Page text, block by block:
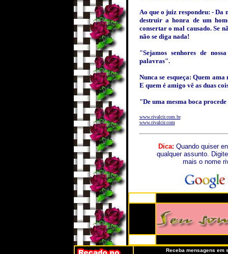
Ao que o juiz respondeu: - Da
destruir a honra de um
consertar o mal causado. Se
não se diga nada!
"Sejamos senhores de
palavras".
Nunca se esqueça: Quem
E quem é amigo vê as duas
"De uma mesma boca
www.rivalcir.com.br
www.rivalcir.com
Dica: Quando quiser
qualquer assunto.
mais o nome
Receba mensagens em